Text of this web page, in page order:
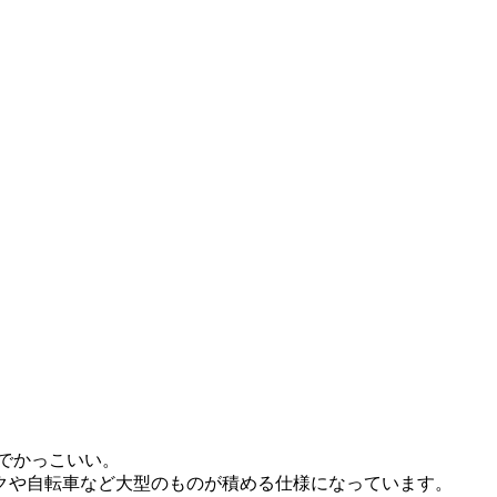
かっこいい。
自転車など大型のものが積める仕様になっています。